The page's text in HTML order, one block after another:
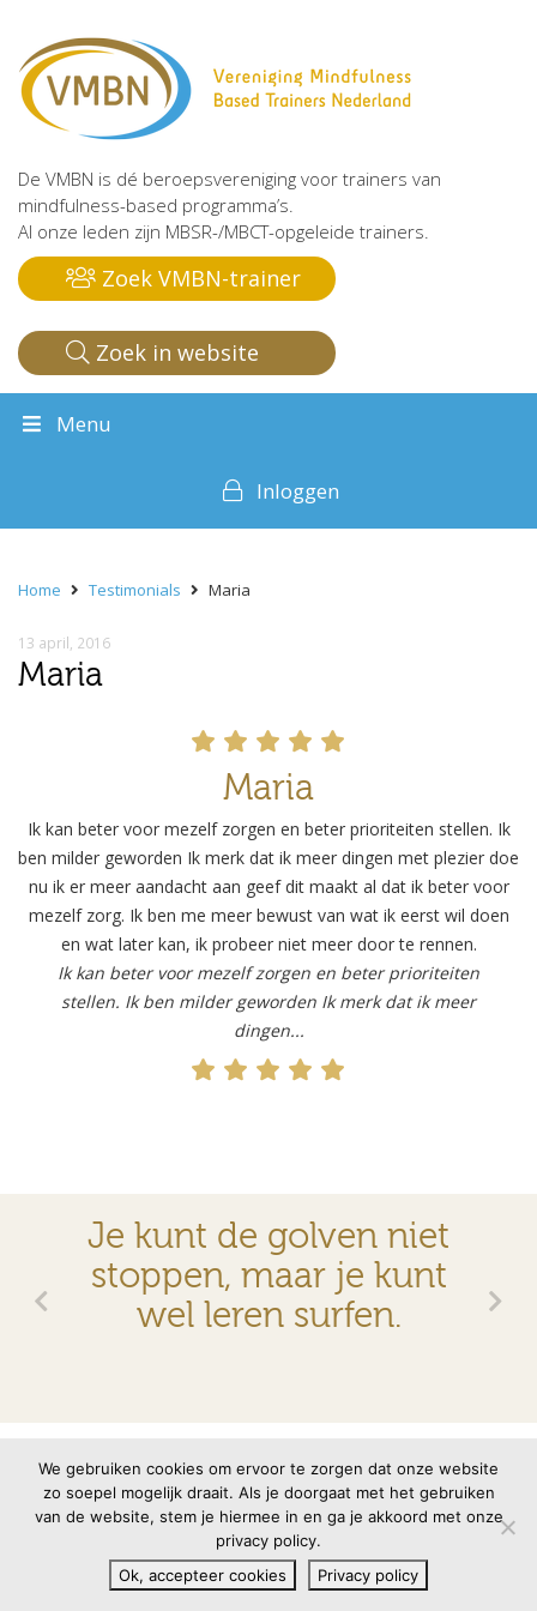
De VMBN is dé beroepsvereniging voor trainers van
mindfulness-based programma’s.
Al onze leden zijn MBSR-/MBCT-opgeleide trainers.
Zoek VMBN-trainer
Zoek in website
Menu
Inloggen
Home Testimonials Maria
13 april, 2016
Maria
Maria
Ik kan beter voor mezelf zorgen en beter prioriteiten stellen. Ik
ben milder geworden Ik merk dat ik meer dingen met plezier doe
nu ik er meer aandacht aan geef dit maakt al dat ik beter voor
mezelf zorg. Ik ben me meer bewust van wat ik eerst wil doen
en wat later kan, ik probeer niet meer door te rennen.
Ik kan beter voor mezelf zorgen en beter prioriteiten
stellen. Ik ben milder geworden Ik merk dat ik meer
dingen...
Je kunt de golven niet
stoppen, maar je kunt
wel leren surfen.
© 2026 VMBN Contact Disclaimer Privacyverklaring
Site doormemento
We gebruiken cookies om ervoor te zorgen dat onze website
zo soepel mogelijk draait. Als je doorgaat met het gebruiken
van de website, stem je hiermee in en ga je akkoord met onze
privacy policy.
Ok, accepteer cookies
Privacy policy